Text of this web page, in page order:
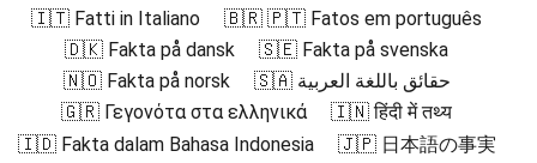
🇮🇹 Fatti in Italiano
🇧🇷 🇵🇹 Fatos em português
🇩🇰 Fakta på dansk
🇸🇪 Fakta på svenska
🇳🇴 Fakta på norsk
🇸🇦 حقائق باللغة العربية
🇬🇷 Γεγονότα στα ελληνικά
🇮🇳 हिंदी में तथ्य
🇮🇩 Fakta dalam Bahasa Indonesia
🇯🇵 日本語の事実